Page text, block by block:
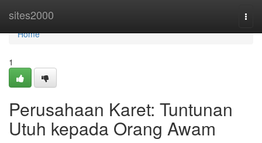
sites2000
Home
Home
1
Perusahaan Karet: Tuntunan
Utuh kepada Orang Awam